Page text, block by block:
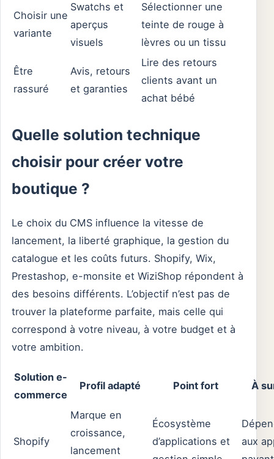
Choisir une
variante
Swatchs et
aperçus
visuels
Sélectionner une
teinte de rouge à
lèvres ou un tissu
Être
rassuré
Avis, retours
et garanties
Lire des retours
clients avant un
achat bébé
Quelle solution technique
choisir pour créer votre
boutique ?
Le choix du CMS influence la vitesse de
lancement, la liberté graphique, la gestion du
catalogue et les coûts futurs. Shopify, Wix,
Prestashop, e-monsite et WiziShop répondent à
des besoins différents. L’objectif n’est pas de
trouver la plateforme parfaite, mais celle qui
correspond à votre niveau, à votre budget et à
votre ambition.
Solution e-
commerce
Profil adapté Point fort À
Shopify
Marque en
croissance,
lancement
Écosystème
d’applications et
aux